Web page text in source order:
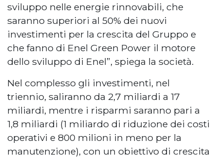
sviluppo nelle energie rinnovabili, che
saranno superiori al 50% dei nuovi
investimenti per la crescita del Gruppo e
che fanno di Enel Green Power il motore
dello sviluppo di Enel”, spiega la società.
Nel complesso gli investimenti, nel
triennio, saliranno da 2,7 miliardi a 17
miliardi, mentre i risparmi saranno pari a
1,8 miliardi (1 miliardo di riduzione dei costi
operativi e 800 milioni in meno per la
manutenzione), con un obiettivo di crescita